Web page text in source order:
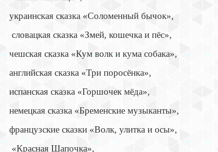
украинская сказка «Соломенный бычок»,
словацкая сказка «Змей, кошечка и пёс»,
чешская сказка «Кум волк и кума собака»,
английская сказка «Три поросёнка»,
испанская сказка «Горшочек мёда»,
немецкая сказка «Бременские музыканты»,
французские сказки «Волк, улитка и осы»,
«Красная Шапочка»,